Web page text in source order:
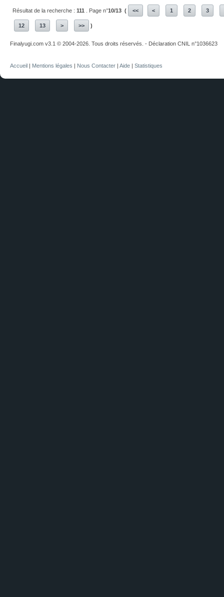
Résultat de la recherche : 111 . Page n°10/13 ( << < 1 2 3
12 13 > >> )
Finalyugi.com v3.1 © 2004-2026. Tous droits réservés. - Déclaration CNIL n°1036623
Accueil | Mentions légales | Nous Contacter | Aide | Statistiques